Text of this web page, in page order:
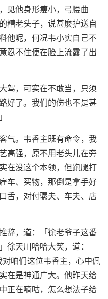
见他身形瘦小，弓腰曲
糟老头子，说甚麽护送自
他呢，何况韦小实自己不
忍不住便在脸上流露了出
驾，可实在不敢当，只须
好了。我们的伤也不是甚
气。韦香主既有命令，我
高强，原不用老头儿在旁
在没这个本领，但跑腿打
车、买物，那倒是拿手好
舌，对付骡夫、车夫、店
辞，道：「徐老爷子这番
徐天川哈哈大笑，道：
对咱们这位韦香主，心中佩
在是神通广大。他昨天给
正在嘀咕，怎么想法子给